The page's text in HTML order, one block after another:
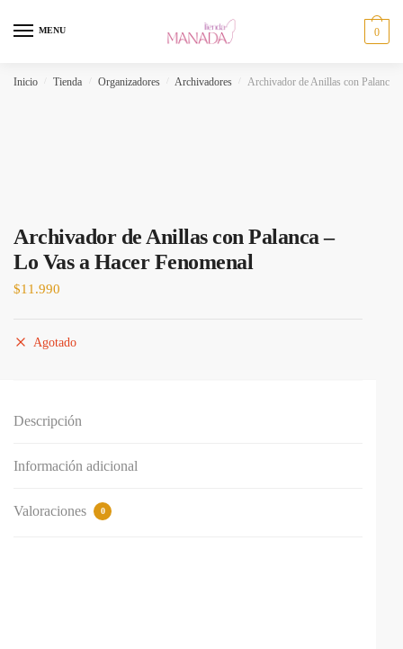
MENU 0
Inicio Tienda Organizadores Archivadores Archivador de Anillas con Palanca
Archivador de Anillas con Palanca –
Lo Vas a Hacer Fenomenal
$11.990
Agotado
Descripción
Información adicional
Valoraciones 0